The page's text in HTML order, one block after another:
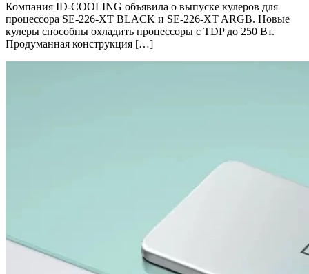
Компания ID-COOLING объявила о выпуске кулеров для
процессора SE-226-XT BLACK и SE-226-XT ARGB. Новые
кулеры способны охладить процессоры с TDP до 250 Вт.
Продуманная конструкция […]